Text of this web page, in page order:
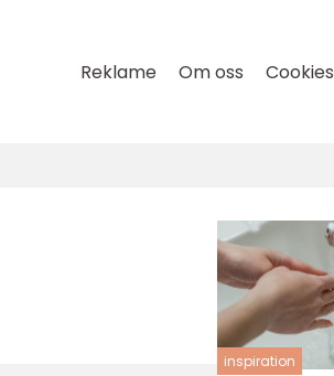
Reklame Om oss Cookies
inspiration